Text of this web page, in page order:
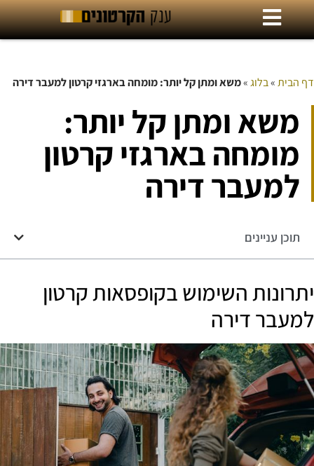
דף הבית»בלוג»משא ומתן קל יותר: מומחה בארגזי קרטון למעבר דירה
משא ומתן קל יותר:
מומחה בארגזי קרטון
למעבר דירה
תוכן עניינים
יתרונות השימוש בקופסאות קרטון
למעבר דירה